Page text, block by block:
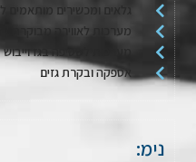
גלאים ומכשירים מותאמים
מערכות לאווירה מבוקרת /
מערכות לשטיפה בגז וייבוש
אספקה ובקרת גזים
נימ: